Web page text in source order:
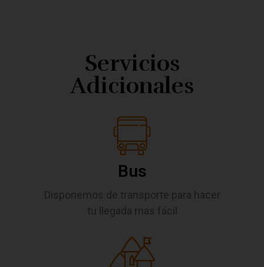
Servicios
Adicionales
Bus
Disponemos de transporte para hacer
tu llegada mas fácil